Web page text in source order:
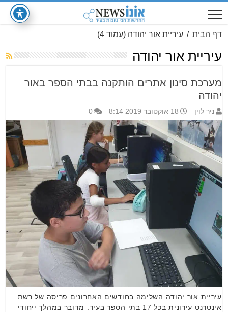
דף הבית / עיריית אור יהודה (עמוד 4)
עיריית אור יהודה
מערכת סינון אתרים הותקנה בבתי הספר באור
יהודה
ניר לוין 18 אוקטובר 2019 8:14 0
עיריית אור יהודה השלימה בחודשים האחרונים פריסה של רשת
אינטרנט עירונית בכל 17 בתי הספר בעיר. מדובר במהלך ייחודי